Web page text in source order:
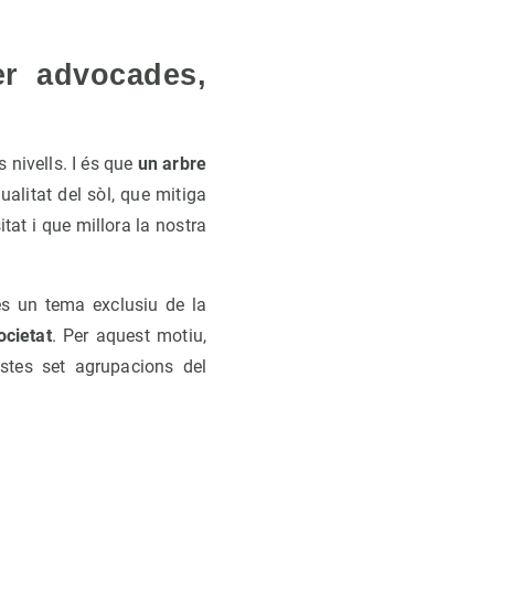
advocades,
nivells. I és que un arbre
del sòl, que mitiga
i que millora la nostra
un tema exclusiu de la
. Per aquest motiu,
set agrupacions del